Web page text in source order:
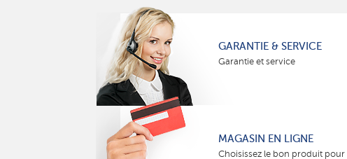
GARANTIE & SERVICE
Garantie et service
MAGASIN EN LIGNE
Choisissez le bon produit pour